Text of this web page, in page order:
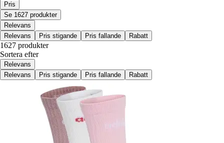
Pris
Se 1627 produkter
Relevans
Relevans
Pris stigande Pris fallande Rabatt
1627 produkter
Sortera efter
Relevans
Relevans
Pris stigande Pris fallande Rabatt